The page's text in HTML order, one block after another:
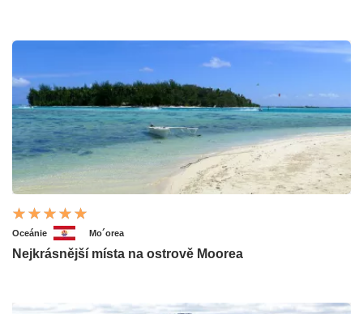
Oceánie Mo´orea
Nejkrásnější místa na ostrově Moorea